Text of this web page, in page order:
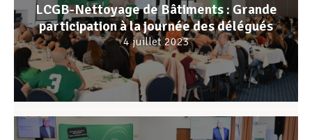
LCGB-Nettoyage de Bâtiments : Grande
participation à la journée des délégués
4 juillet 2023